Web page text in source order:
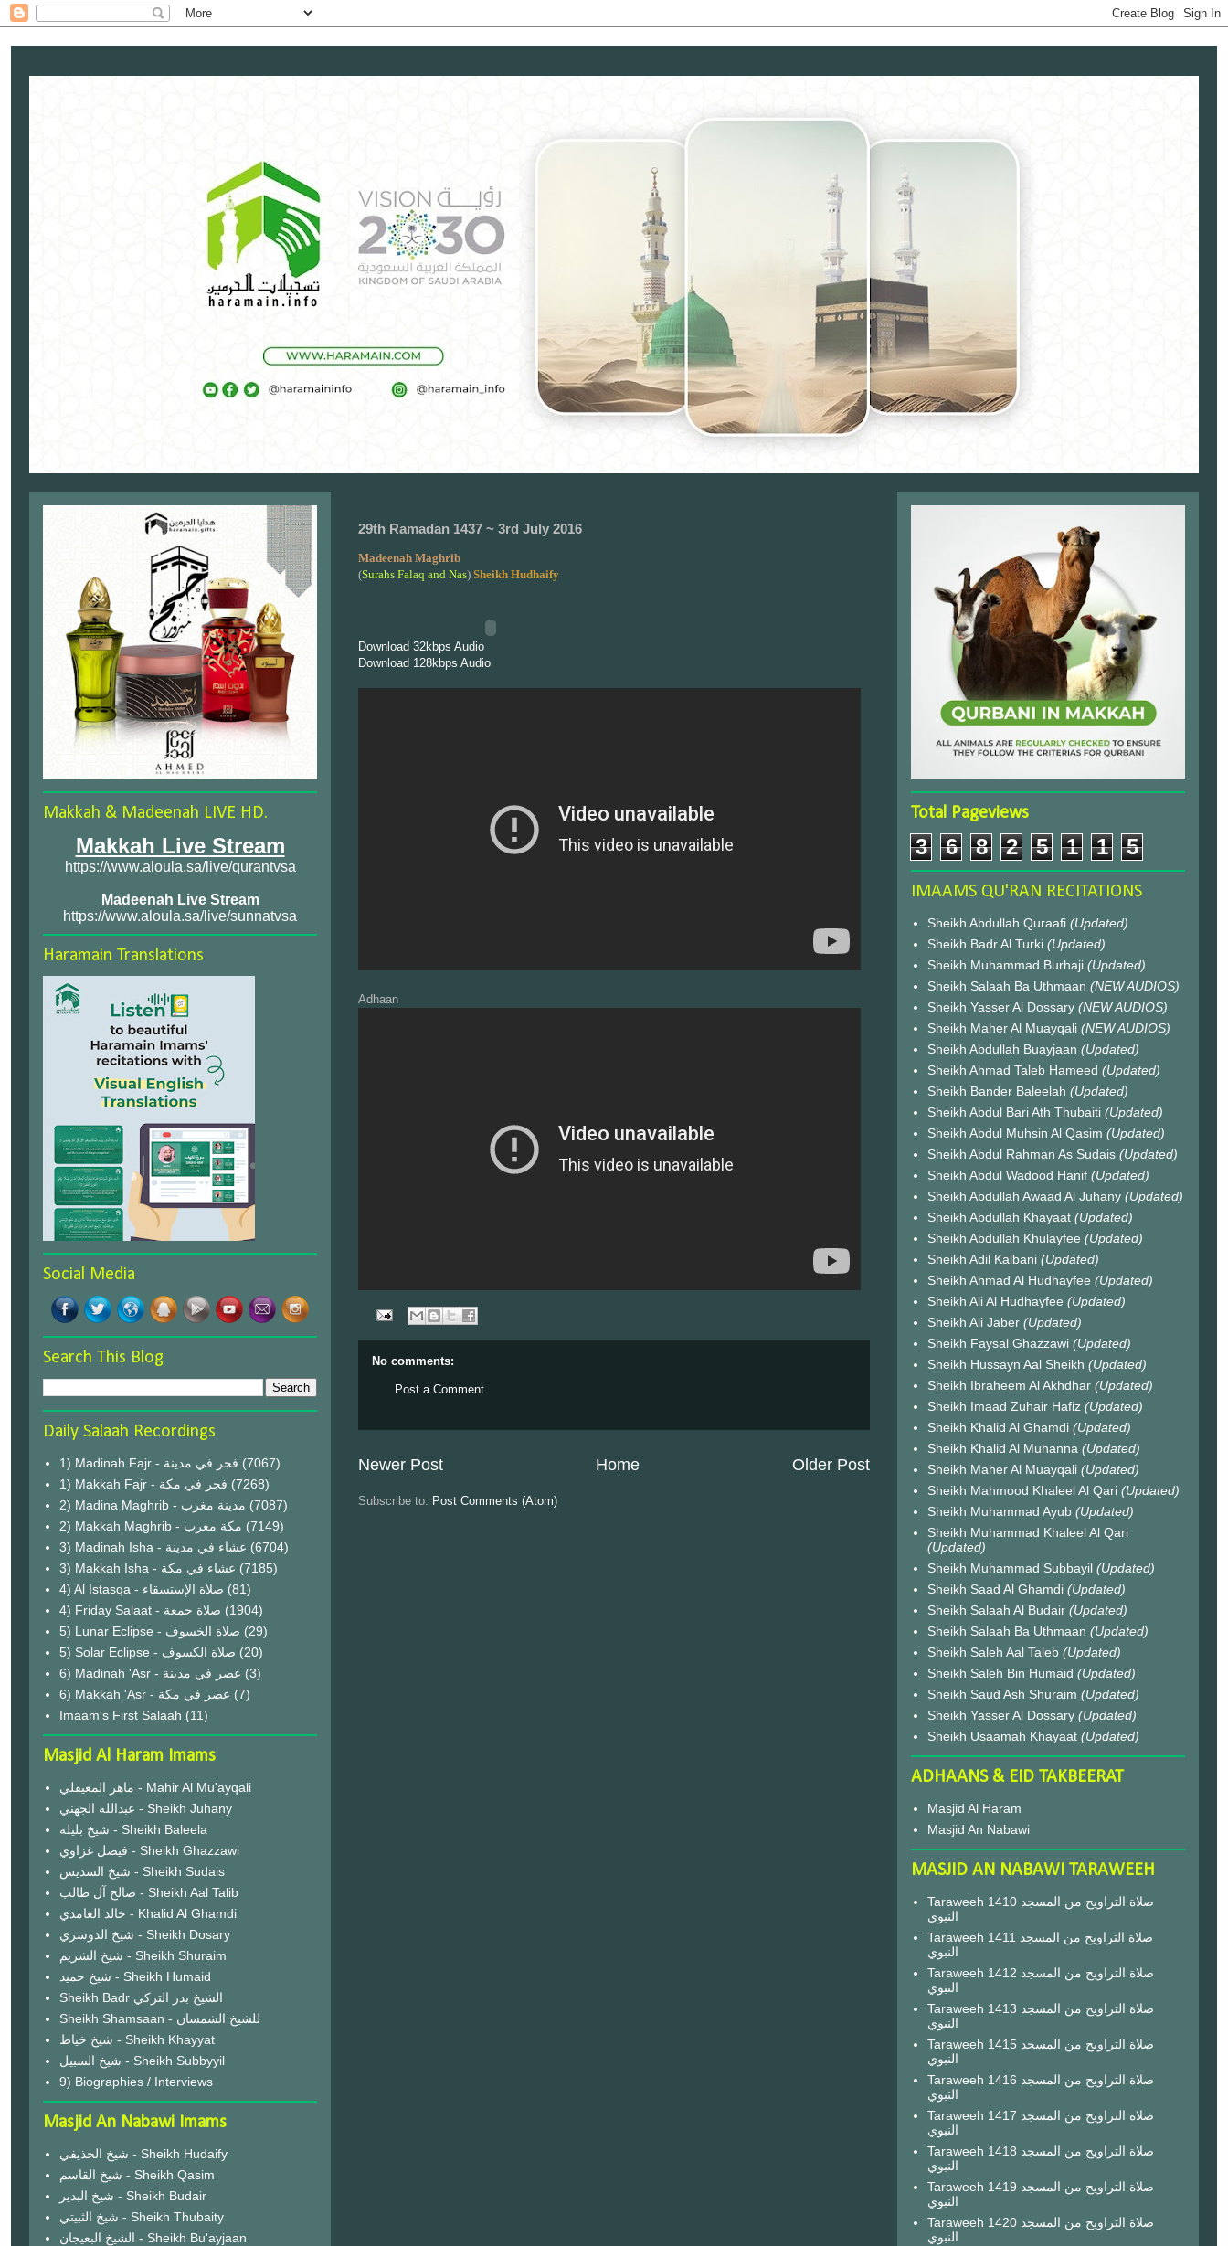
29th Ramadan 1437 ~ 3rd July 2016
Madeenah Maghrib
(Surahs Falaq and Nas) Sheikh Hudhaify
Download 32kbps Audio
Download 128kbps Audio
Adhaan
No comments:
Post a Comment
Newer Post Older Post
Home
Subscribe to: Post Comments (Atom)
Makkah & Madeenah LIVE HD.
Makkah Live Stream
https://www.aloula.sa/live/qurantvsa
Madeenah Live Stream
https://www.aloula.sa/live/sunnatvsa
Haramain Translations
Social Media
Search This Blog
Daily Salaah Recordings
1) Madinah Fajr - فجر في مدينة (7067)
1) Makkah Fajr - فجر في مكة (7268)
2) Madina Maghrib - مدينة مغرب (7087)
2) Makkah Maghrib - مكة مغرب (7149)
3) Madinah Isha - عشاء في مدينة (6704)
3) Makkah Isha - عشاء في مكة (7185)
4) Al Istasqa - صلاة الإستسقاء (81)
4) Friday Salaat - صلاة جمعة (1904)
5) Lunar Eclipse - صلاة الخسوف (29)
(20)
6) Madinah 'Asr - عصر في مدينة (3)
6) Makkah 'Asr - عصر في مكة (7)
Imaam's First Salaah (11)
Masjid Al Haram Imams
ماهر المعيقلي - Mahir Al Mu'ayqali
عبدالله الجهني - Sheikh Juhany
شيخ بليلة - Sheikh Baleela
فيصل غزاوي - Sheikh Ghazzawi
شيخ السديس - Sheikh Sudais
صالح آل طالب - Sheikh Aal Talib
خالد الغامدي - Khalid Al Ghamdi
شيخ الدوسري - Sheikh Dosary
شيخ الشريم - Sheikh Shuraim
شيخ حميد - Sheikh Humaid
Sheikh Badr الشيخ بدر التركي
Sheikh Shamsaan - للشيخ الشمسان
شيخ خياط - Sheikh Khayyat
شيخ السبيل - Sheikh Subbyyil
9) Biographies / Interviews
Masjid An Nabawi Imams
شيخ الحذيفي - Sheikh Hudaify
شيخ القاسم - Sheikh Qasim
شيخ البدير - Sheikh Budair
شيخ الثبيتي - Sheikh Thubaity
الشيخ البعيجان - Sheikh Bu'ayjaan
Total Pageviews
3 6 8 2 5 1 1 5
IMAAMS QU'RAN RECITATIONS
Sheikh Abdullah Quraafi (Updated)
Sheikh Badr Al Turki (Updated)
Sheikh Muhammad Burhaji (Updated)
Sheikh Salaah Ba Uthmaan (NEW AUDIOS)
Sheikh Yasser Al Dossary (NEW AUDIOS)
Sheikh Maher Al Muayqali (NEW AUDIOS)
Sheikh Abdullah Buayjaan (Updated)
Sheikh Ahmad Taleb Hameed (Updated)
Sheikh Bander Baleelah (Updated)
Sheikh Abdul Bari Ath Thubaiti (Updated)
Sheikh Abdul Muhsin Al Qasim (Updated)
Sheikh Abdul Rahman As Sudais (Updated)
Sheikh Abdul Wadood Hanif (Updated)
Sheikh Abdullah Awaad Al Juhany (Updated)
Sheikh Abdullah Khayaat (Updated)
Sheikh Abdullah Khulayfee (Updated)
Sheikh Adil Kalbani (Updated)
Sheikh Ahmad Al Hudhayfee (Updated)
Sheikh Ali Al Hudhayfee (Updated)
Sheikh Ali Jaber (Updated)
Sheikh Faysal Ghazzawi (Updated)
Sheikh Hussayn Aal Sheikh (Updated)
Sheikh Ibraheem Al Akhdhar (Updated)
Sheikh Imaad Zuhair Hafiz (Updated)
Sheikh Khalid Al Ghamdi (Updated)
Sheikh Khalid Al Muhanna (Updated)
Sheikh Maher Al Muayqali (Updated)
Sheikh Mahmood Khaleel Al Qari (Updated)
Sheikh Muhammad Ayub (Updated)
Sheikh Muhammad Khaleel Al Qari
(Updated)
Sheikh Muhammad Subbayil (Updated)
Sheikh Saad Al Ghamdi (Updated)
Sheikh Salaah Al Budair (Updated)
Sheikh Salaah Ba Uthmaan (Updated)
Sheikh Saleh Aal Taleb (Updated)
Sheikh Saleh Bin Humaid (Updated)
Sheikh Saud Ash Shuraim (Updated)
Sheikh Yasser Al Dossary (Updated)
Sheikh Usaamah Khayaat (Updated)
ADHAANS & EID TAKBEERAT
Masjid Al Haram
Masjid An Nabawi
MASJID AN NABAWI TARAWEEH
Taraweeh 1410 صلاة التراويح من المسجد
النبوي
Taraweeh 1411 صلاة التراويح من المسجد
النبوي
Taraweeh 1412 صلاة التراويح من المسجد
النبوي
Taraweeh 1413 صلاة التراويح من المسجد
النبوي
Taraweeh 1415 صلاة التراويح من المسجد
النبوي
Taraweeh 1416 صلاة التراويح من المسجد
النبوي
Taraweeh 1417 صلاة التراويح من المسجد
النبوي
Taraweeh 1418 صلاة التراويح من المسجد
النبوي
Taraweeh 1419 صلاة التراويح من المسجد
النبوي
Taraweeh 1420 صلاة التراويح من المسجد
النبوي